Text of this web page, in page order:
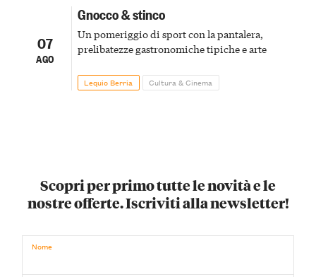
07
AGO
Gnocco & stinco
Un pomeriggio di sport con la pantalera,
prelibatezze gastronomiche tipiche e arte
Lequio Berria Cultura & Cinema
Scopri per primo tutte le novità e le
nostre offerte. Iscriviti alla newsletter!
Nome